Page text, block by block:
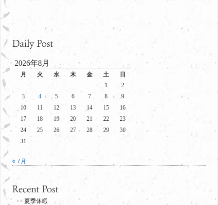
2026年8月
月 火 水 木 金 土
日
1
2
3
4 5 6 7 8
9
10
11 12 13 14 15
16
17
18 19 20 21 22
23
24
25 26 27 28 29
30
31
« 7月
夏季休暇